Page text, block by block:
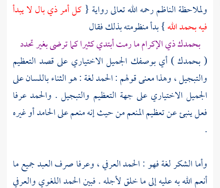
ولملاحظةالناظمرحمه الله تعالى رواية { كل أمر ذي بال لا يبدأ
فيه بحمد الله} بدأ منظومته بذلك فقال
بحمدك ذي الإكرام ما رمت أبتدي كثيرا كما ترضى بغير تحدد
( بحمدك ) أي بوصفك الجميل الاختياري على قصد التعظيم
والتبجيل ، وهذا معنى قولهم : الحمد لغة : هو الثناء باللسان على
الجميل الاختياري على جهة التعظيم والتبجيل . والحمد عرفا
فعل ينبئ عن تعظيم المنعم من حيث إنه منعم على الحامد أو غيره
.
وأما الشكر لغة فهو : الحمد العرفي ، وعرفا صرف العبد جميع ما
أنعم الله به عليه إلى ما خلق لأجله . فبين الحمد اللغوي والعرفي